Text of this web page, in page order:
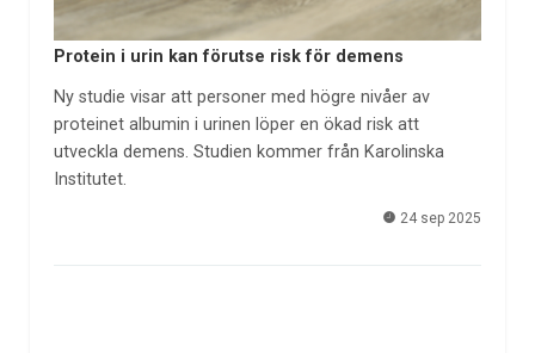
Protein i urin kan förutse risk för demens
Ny studie visar att personer med högre nivåer av
proteinet albumin i urinen löper en ökad risk att
utveckla demens. Studien kommer från Karolinska
Institutet.
24 sep 2025